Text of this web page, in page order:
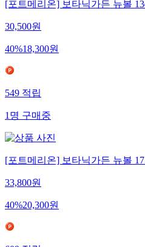
[포트메리온] 보타닉가든 뉴볼
30,500원
40%18,300원
549적립
1명구매중
[포트메리온] 보타닉가든 뉴볼
33,800원
40%20,300원